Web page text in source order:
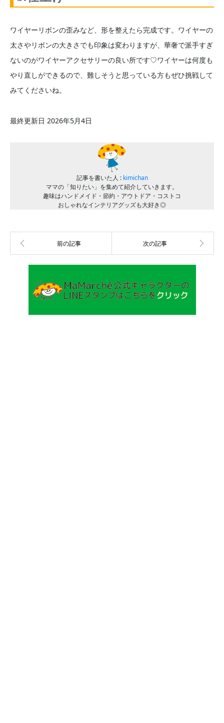
ワイヤーリボンの歪みなど、形を整えたら完成です。ワイヤーの
太さやリボンの大きさでも印象は変わりますが、華奢で派手すぎ
ないのがワイヤーアクセサリーの良い所です♡ワイヤーは何度も
やり直しができるので、難しそうと思っている方もぜひ挑戦して
みてくださいね。
最終更新日 2026年5月4日
記事を書いた人 : kimichan
ママの「知りたい」を集めて紹介していきます。
趣味はハンドメイド・節約・アウトドア・コストコ
おしゃれなインテリアグッズも大好き◎